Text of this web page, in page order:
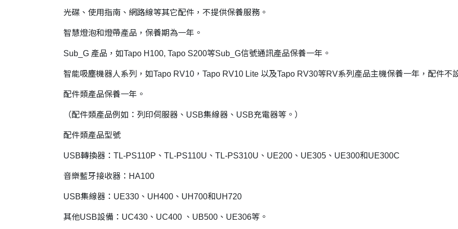
光碟、使用指南、網路線等其它配件，不提供保養服務。
智慧燈泡和燈帶產品，保養期為一年。
Sub_G 產品，如Tapo H100, Tapo S200等Sub_G信號通訊產品保養一年。
智能吸塵機器人系列，如Tapo RV10，Tapo RV10 Lite 以及Tapo RV30等RV系列產品主機保養一年，配件不
配件類產品保養一年。
（配件類產品例如：列印伺服器、USB集線器、USB充電器等。）
配件類產品型號
USB轉換器：TL-PS110P、TL-PS110U、TL-PS310U、UE200、UE305、UE300和UE300C
音樂藍牙接收器：HA100
USB集線器：UE330、UH400、UH700和UH720
其他USB設備：UC430、UC400 、UB500、UE306等。